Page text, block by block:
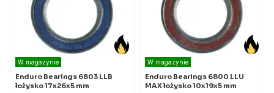
W magazynie
Enduro Bearings 6803 LLB
łożysko 17x26x5 mm
W magazynie
Enduro Bearings 6800 LLU
MAX łożysko 10x19x5 mm